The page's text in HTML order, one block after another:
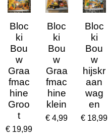
Bloc
ki
Bou
w
Graa
fmac
hine
Groo
t
€ 19,99
Bloc
ki
Bou
w
Graa
fmac
hine
klein
€ 4,99
Bloc
ki
Bou
w
hijskr
aan
wag
en
€ 18,99